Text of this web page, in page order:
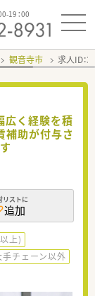
19：00
観音寺市 求人ID：
広く経験を積
助が付与さ
リストに
追加
上)
手チェーン以外